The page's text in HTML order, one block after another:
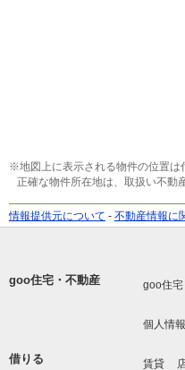
※地図上に表示される物件の位置は
正確な物件所在地は、取扱い不動
情報提供元について - 不動産情報に
goo住宅・不動産 goo住宅
個人情
借りる 賃貸